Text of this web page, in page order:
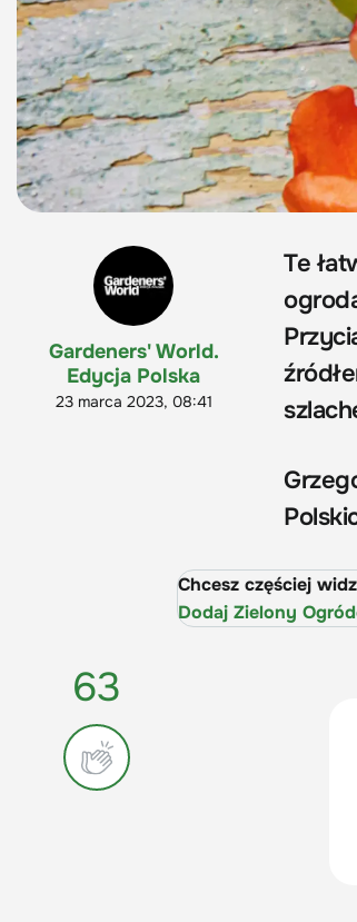
Gardeners' World.
Edycja Polska
23 marca 2023, 08:41
Te
Chcesz częściej
Dodaj Zielony
63